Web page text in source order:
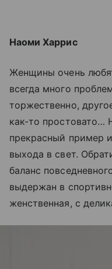
Наоми Харрис
Женщины очень
всегда много
торжественно,
как-то
прекрасный пример
выхода в свет.
баланс
выдержан в
женственная, с